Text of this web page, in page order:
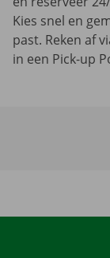
Kies snel en
past. Reken af
in een Pick-up